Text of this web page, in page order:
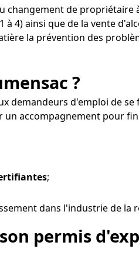
de propriétaire
4) ainsi que de la vente
la prévention des
?
demandeurs d'emploi de
un accompagnement pour
;
dans l'industrie de la
permis